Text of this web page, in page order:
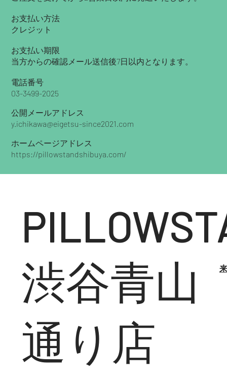
お支払い方法
クレジット
お支払い期限
当方からの確認メール送信後7日以内となります。
電話番号
03-3499-2025
公開メールアドレス
y.ichikawa@eigetsu-since2021.com
ホームページアドレス
https://pillowstandshibuya.com/
渋谷青山
通り店